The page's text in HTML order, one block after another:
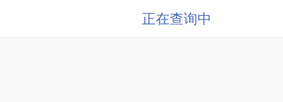
正在查询中